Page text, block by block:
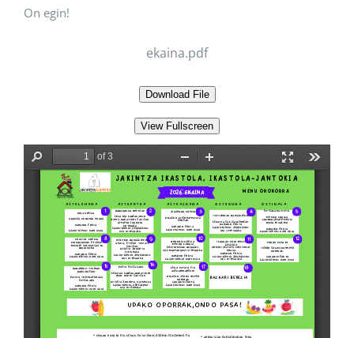
On egin!
ekaina.pdf
Download File
View Fullscreen